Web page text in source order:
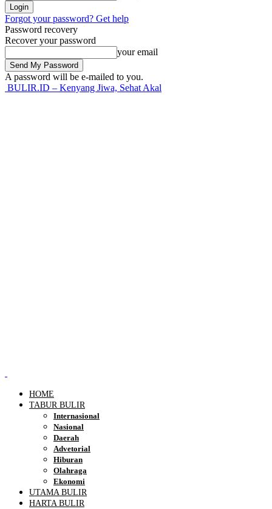
Forgot your password? Get help
Password recovery
Recover your password
your email
A password will be e-mailed to you.
BULIR.ID – Kenyang Jiwa, Sehat Akal
HOME
TABUR BULIR
Internasional
Nasional
Daerah
Advetorial
Hiburan
Olahraga
Ekonomi
UTAMA BULIR
HARTA BULIR